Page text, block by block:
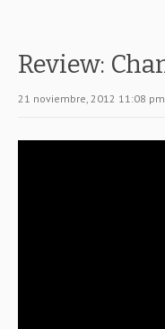
Review:
21 noviembre, 2012 11:08 pm